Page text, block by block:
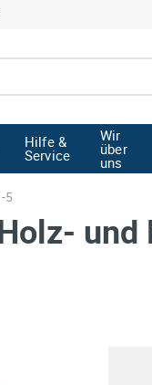
Hilfe &
Service
Wir
über
uns
5